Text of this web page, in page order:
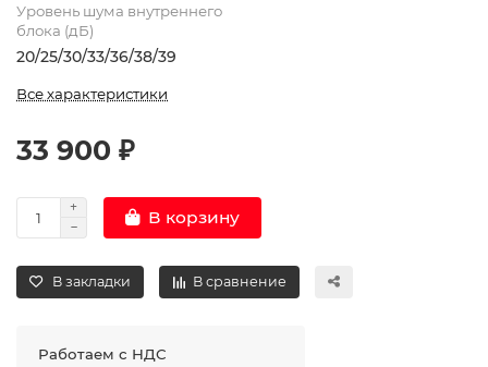
Уровень шума внутреннего
блока (дБ)
20/25/30/33/36/38/39
Все характеристики
33 900 ₽
В корзину
В закладки В сравнение
Работаем с НДС